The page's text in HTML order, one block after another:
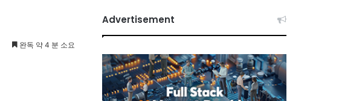
완독 약 4 분 소요
Advertisement